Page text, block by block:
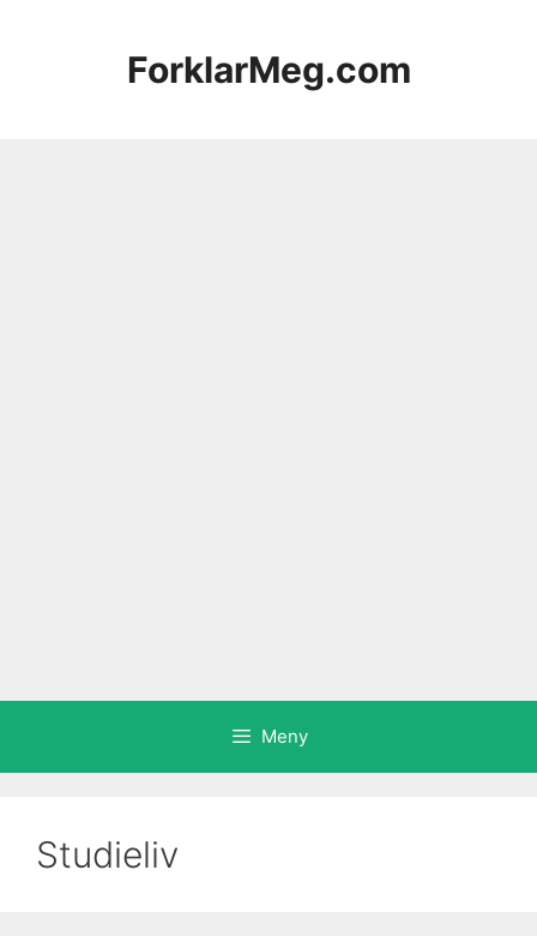
ForklarMeg.com
Meny
Studieliv